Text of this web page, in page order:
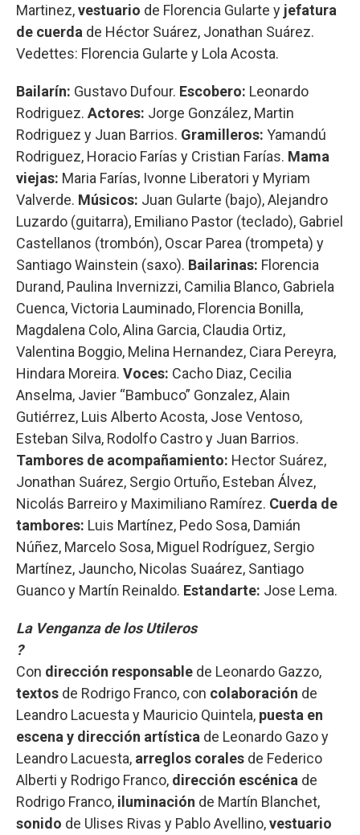
Martinez,vestuario de Florencia Gularte y jefatura
de cuerda de Héctor Suárez, Jonathan Suárez.
Vedettes: Florencia Gularte y Lola Acosta.
Bailarín: Gustavo Dufour. Escobero: Leonardo
Rodriguez. Actores: Jorge González, Martin
Rodriguez y Juan Barrios. Gramilleros: Yamandú
Rodriguez, Horacio Farías y Cristian Farías. Mama
viejas: Maria Farías, Ivonne Liberatori y Myriam
Valverde. Músicos: Juan Gularte (bajo), Alejandro
Luzardo (guitarra), Emiliano Pastor (teclado), Gabriel
Castellanos (trombón), Oscar Parea (trompeta) y
Santiago Wainstein (saxo). Bailarinas: Florencia
Durand, Paulina Invernizzi, Camilia Blanco, Gabriela
Cuenca, Victoria Lauminado, Florencia Bonilla,
Magdalena Colo, Alina Garcia, Claudia Ortiz,
Valentina Boggio, Melina Hernandez, Ciara Pereyra,
Hindara Moreira. Voces: Cacho Diaz, Cecilia
Anselma, Javier “Bambuco” Gonzalez, Alain
Gutiérrez, Luis Alberto Acosta, Jose Ventoso,
Esteban Silva, Rodolfo Castro y Juan Barrios.
Tambores de acompañamiento: Hector Suárez,
Jonathan Suárez, Sergio Ortuño, Esteban Álvez,
Nicolás Barreiro y Maximiliano Ramírez. Cuerda de
tambores: Luis Martínez, Pedo Sosa, Damián
Núñez, Marcelo Sosa, Miguel Rodríguez, Sergio
Martínez, Jauncho, Nicolas Suaárez, Santiago
Guanco y Martín Reinaldo. Estandarte: Jose Lema.
La Venganza de los Utileros
?
Con dirección responsable de Leonardo Gazzo,
textos de Rodrigo Franco, con colaboración de
Leandro Lacuesta y Mauricio Quintela, puesta en
escena y dirección artística de Leonardo Gazo y
Leandro Lacuesta, arreglos corales de Federico
Alberti y Rodrigo Franco, dirección escénica de
Rodrigo Franco, iluminación de Martín Blanchet,
sonido de Ulises Rivas y Pablo Avellino,vestuario